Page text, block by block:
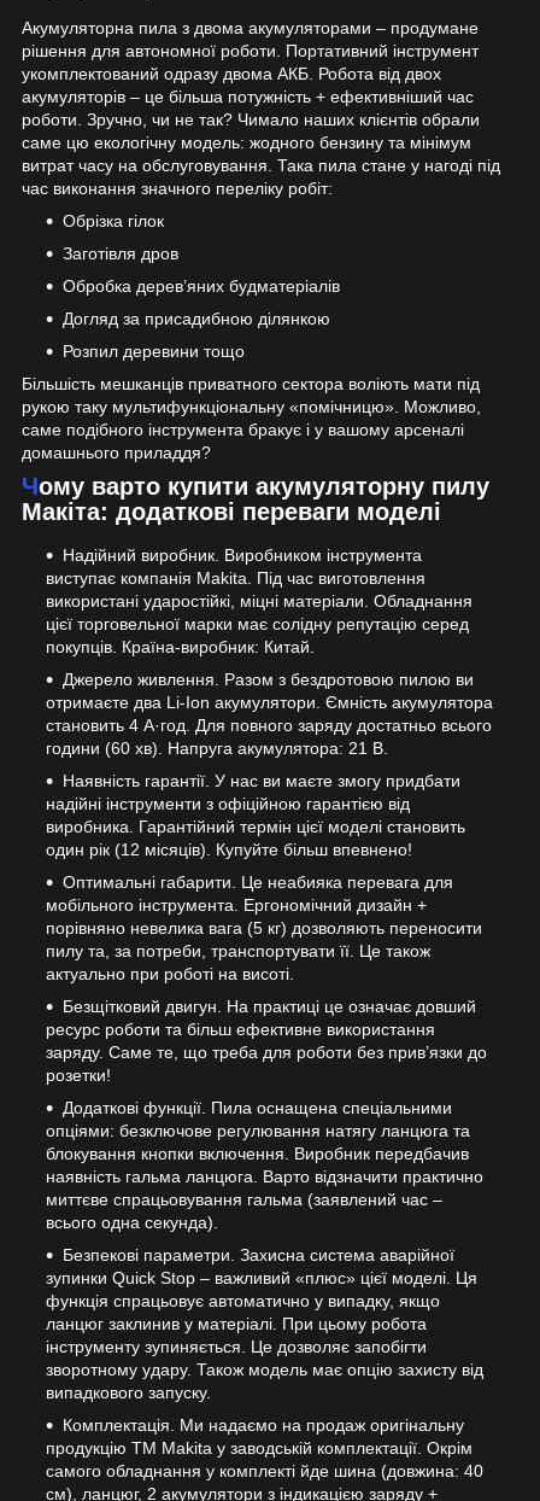
Акумуляторна пила з двома акумуляторами – продумане
рішення для автономної роботи. Портативний інструмент
укомплектований одразу двома АКБ. Робота від двох
акумуляторів – це більша потужність + ефективніший час
роботи. Зручно, чи не так? Чимало наших клієнтів обрали
саме цю екологічну модель: жодного бензину та мінімум
витрат часу на обслуговування. Така пила стане у нагоді під
час виконання значного переліку робіт:
Обрізка гілок
Заготівля дров
Обробка дерев’яних будматеріалів
Догляд за присадибною ділянкою
Розпил деревини тощо
Більшість мешканців приватного сектора воліють мати під
рукою таку мультифункціональну «помічницю». Можливо,
саме подібного інструмента бракує і у вашому арсеналі
домашнього приладдя?
Чому варто купити акумуляторну пилу
Mакіта: додаткові переваги моделі
Надійний виробник. Виробником інструмента
виступає компанія Makita. Під час виготовлення
використані ударостійкі, міцні матеріали. Обладнання
цієї торговельної марки має солідну репутацію серед
покупців. Країна-виробник: Китай.
Джерело живлення. Разом з бездротовою пилою ви
отримаєте два Li-Ion акумулятори. Ємність акумулятора
становить 4 А·год. Для повного заряду достатньо всього
години (60 хв). Напруга акумулятора: 21 В.
Наявність гарантії. У нас ви маєте змогу придбати
надійні інструменти з офіційною гарантією від
виробника. Гарантійний термін цієї моделі становить
один рік (12 місяців). Купуйте більш впевнено!
Оптимальні габарити. Це неабияка перевага для
мобільного інструмента. Ергономічний дизайн +
порівняно невелика вага (5 кг) дозволяють переносити
пилу та, за потреби, транспортувати її. Це також
актуально при роботі на висоті.
Безщітковий двигун. На практиці це означає довший
ресурс роботи та більш ефективне використання
заряду. Саме те, що треба для роботи без прив’язки до
розетки!
Додаткові функції. Пила оснащена спеціальними
опціями: безключове регулювання натягу ланцюга та
блокування кнопки включення. Виробник передбачив
наявність гальма ланцюга. Варто відзначити практично
миттєве спрацьовування гальма (заявлений час –
всього одна секунда).
Безпекові параметри. Захисна система аварійної
зупинки Quick Stop – важливий «плюс» цієї моделі. Ця
функція спрацьовує автоматично у випадку, якщо
ланцюг заклинив у матеріалі. При цьому робота
інструменту зупиняється. Це дозволяє запобігти
зворотному удару. Також модель має опцію захисту від
випадкового запуску.
Комплектація. Ми надаємо на продаж оригінальну
продукцію ТМ Makita у заводській комплектації. Окрім
самого обладнання у комплекті йде шина (довжина: 40
см), ланцюг, 2 акумулятори з індикацією заряду +